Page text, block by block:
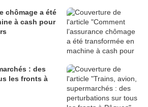
chômage a été
à cash pour
: des
les fronts à